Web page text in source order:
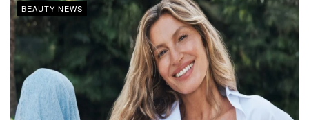
BEAUTY NEWS